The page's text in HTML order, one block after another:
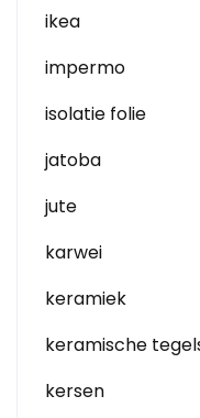
ikea
impermo
isolatie folie
jatoba
jute
karwei
keramiek
keramische
kersen